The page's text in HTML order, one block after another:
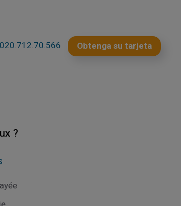
020.712.70.566 Obtenga su tarjeta
?